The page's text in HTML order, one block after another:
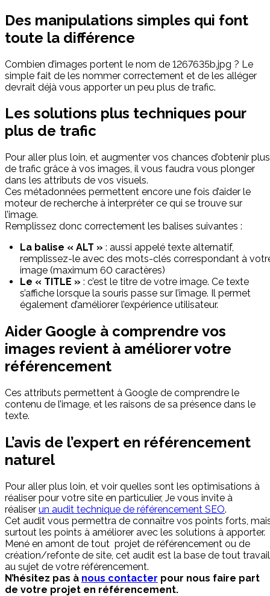
Des manipulations simples qui font
toute la différence
Combien d’images portent le nom de 1267635b.jpg ? Le
simple fait de les nommer correctement et de les alléger
devrait déjà vous apporter un peu plus de trafic.
Les solutions plus techniques pour
plus de trafic
Pour aller plus loin, et augmenter vos chances d’obtenir plus
de trafic grâce à vos images, il vous faudra vous plonger
dans les attributs de vos visuels.
Ces métadonnées permettent encore une fois d’aider le
moteur de recherche à interpréter ce qui se trouve sur
l’image.
Remplissez donc correctement les balises suivantes :
La balise « ALT » : aussi appelé texte alternatif,
remplissez-le avec des mots-clés correspondant à
image (maximum 60 caractères)
Le « TITLE » : c’est le titre de votre image. Ce texte
s’affiche lorsque la souris passe sur l’image. Il permet
également d’améliorer l’expérience utilisateur.
Aider Google à comprendre vos
images revient à améliorer votre
référencement
Ces attributs permettent à Google de comprendre le
contenu de l’image, et les raisons de sa présence dans le
texte.
L’avis de l’expert en référencement
naturel
Pour aller plus loin, et voir quelles sont les optimisations à
réaliser pour votre site en particulier, Je vous invite à
réaliser un audit technique de référencement SEO.
Cet audit vous permettra de connaître vos points forts,
surtout les points à améliorer avec les solutions à apporter.
Mené en amont de tout projet de référencement ou de
création/refonte de site, cet audit est la base de tout travail
au sujet de votre référencement.
N’hésitez pas à nous contacter pour nous faire part
de votre projet en référencement.